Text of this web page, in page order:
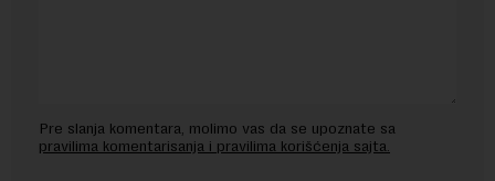
Pre slanja komentara, molimo vas da se upoznate sa
pravilima komentarisanja i pravilima korišćenja sajta.